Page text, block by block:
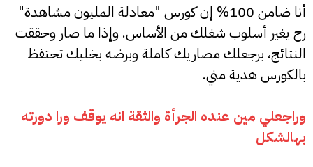
أنا ضامن 100% إن كورس "معادلة المليون مشاهدة"
رح يغير أسلوب شغلك من الأساس. وإذا ما صار وحققت
النتائج، برجعلك مصاريك كاملة وبرضه بخليك تحتفظ
بالكورس هدية مني.
وراجعلي مين عنده الجرأة والثقة انه يوقف ورا دورته
بهالشكل